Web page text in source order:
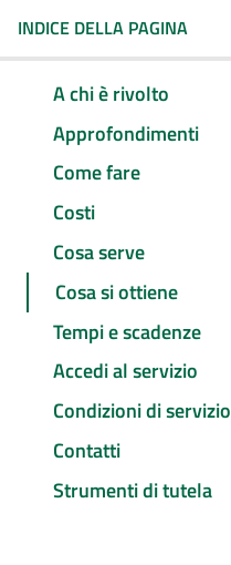
INDICE DELLA PAGINA
A chi è rivolto
Approfondimenti
Come fare
Costi
Cosa serve
Cosa si ottiene
Tempi e scadenze
Accedi al servizio
Condizioni di servizio
Contatti
Strumenti di tutela